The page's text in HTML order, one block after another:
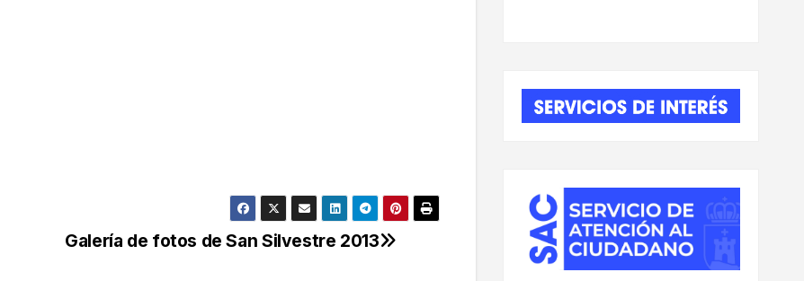
Galería de fotos de San Silvestre 2013